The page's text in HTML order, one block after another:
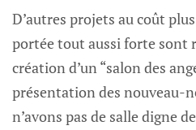
D’autres projets au coût
portée tout aussi forte sont
création d’un “salon des
présentation des nouveau-
n’avons pas de salle digne